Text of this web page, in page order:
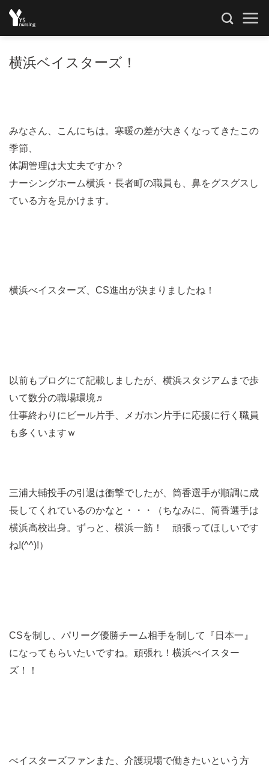
Skip
横浜ベイスターズ！
みなさん、こんにちは。寒暖の差が大きくなってきたこの
季節、
体調管理は大丈夫ですか？
ナーシングホーム横浜・長者町の職員も、鼻をグスグスし
ている方を見かけます。
横浜べイスターズ、CS進出が決まりましたね！
以前もブログにて記載しましたが、横浜スタジアムまで歩
いて数分の職場環境♬
仕事終わりにビール片手、メガホン片手に応援に行く職員
も多くいますｗ
三浦大輔投手の引退は衝撃でしたが、筒香選手が順調に成
長してくれているのかなと・・・（ちなみに、筒香選手は
横浜高校出身。ずっと、横浜一筋！ 頑張ってほしいです
ね!(^^)!）
CSを制し、パリーグ優勝チーム相手を制して『日本一』
になってもらいたいですね。頑張れ！横浜べイスター
ズ！！
べイスターズファンまた、介護現場で働きたいという方